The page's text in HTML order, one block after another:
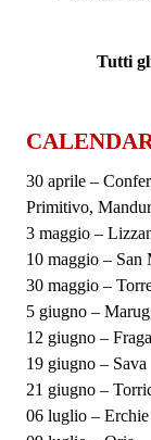
Tutti
30 aprile –
Primitivo,
3 maggio –
10 maggio – San
30 maggio –
5 giugno –
12 giugno –
19 giugno – Sava
21 giugno –
06 luglio – Erchie